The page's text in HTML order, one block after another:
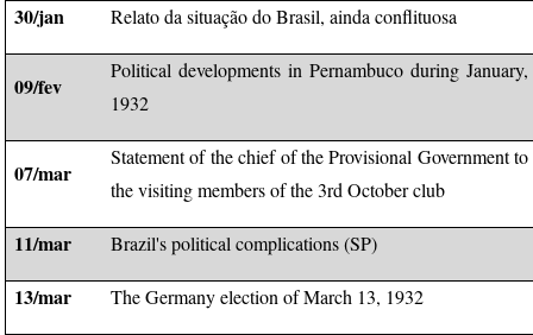
30/jan
Relato da situação do Brasil, ainda conflituosa
09/fev
Political developments in Pernambuco during January,
1932
07/mar
Statement of the chief of the Provisional Government to
the visiting members of the 3rd October club
11/mar Brazil's political complications (SP)
13/mar The Germany election of March 13, 1932